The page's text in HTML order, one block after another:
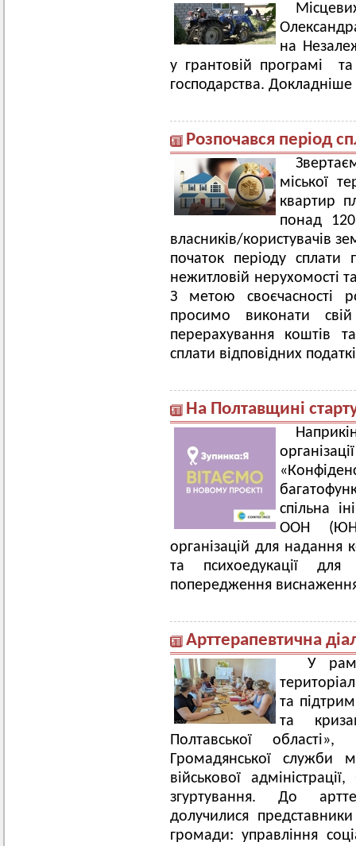
на
у грантовій програмі
господарства. Докладніше
Розпочався період
міської
квартир
понад
власників/користувачів
початок періоду сплати
нежитловій нерухомості
З метою своєчасності
просимо виконати
перерахування коштів
сплати відповідних
На Полтавщині
спільна
ООН
організацій для надання
та психоедукації для
попередження виснаження
Арттерапевтична
У
та
та
Полтавської
Громадянської служби
військової
згуртування. До
долучилися
громади: управління